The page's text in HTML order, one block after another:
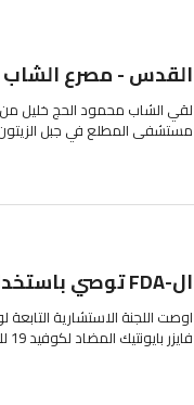
القدس - مصرع الشاب
لقي الشاب محمود الحج خليل من
مستشفى المطلع في جبل الزيتون
ال-FDA توصي باستخدام لقاح فايزر لجيل 5-11 عاما
اوصت اللجنة الاستشارية التابعة
فايزر بايونتيك المضاد لكوفيد 19 للأطفال الذين تتراوح...